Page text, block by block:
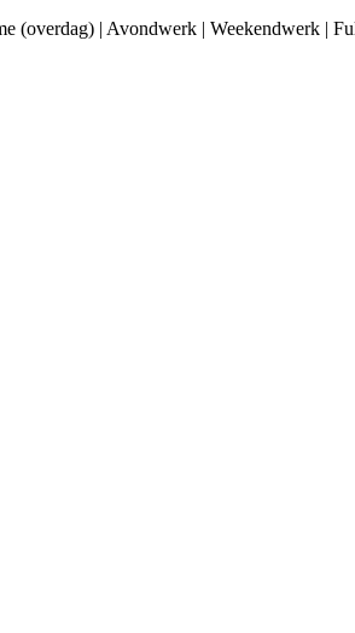
(overdag) | Avondwerk | Weekendwerk |